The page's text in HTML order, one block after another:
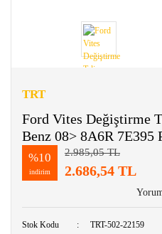
TRT
Ford Vites Değiştirme
Benz 08> 8A6R 7E395
%10
indirim
2.985,05 TL
2.686,54 TL
Stok Kodu TRT-502-22159